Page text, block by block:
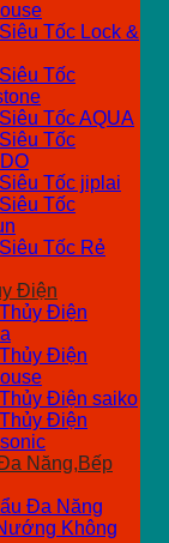
Tốc Lock &
Tốc
Tốc AQUA
Tốc
Tốc jiplai
Tốc
Tốc Rẻ
Điện
Điện
Điện
Điện saiko
Điện
Năng,Bếp
Đa Năng
Không